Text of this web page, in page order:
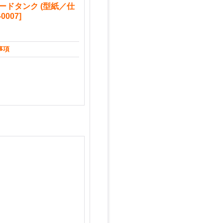
ドタンク (型紙／仕
]
項